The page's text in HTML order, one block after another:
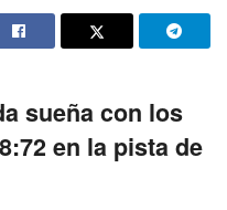
sueña con los
en la pista de